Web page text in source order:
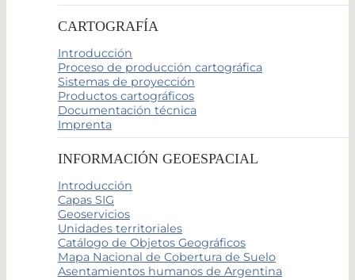
CARTOGRAFÍA
Introducción
Proceso de producción cartográfica
Sistemas de proyección
Productos cartográficos
Documentación técnica
Imprenta
INFORMACIÓN GEOESPACIAL
Introducción
Capas SIG
Geoservicios
Unidades territoriales
Catálogo de Objetos Geográficos
Mapa Nacional de Cobertura de Suelo
Asentamientos humanos de Argentina